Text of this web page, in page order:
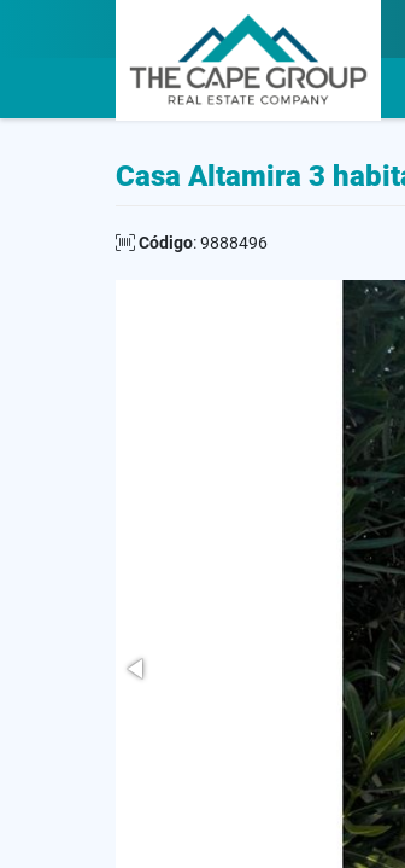
Casa Altamira 3
Código: 9888496